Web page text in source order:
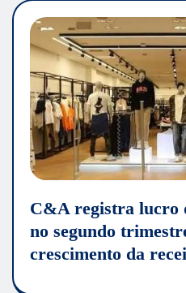
C&A registra lucro
no segundo
crescimento da